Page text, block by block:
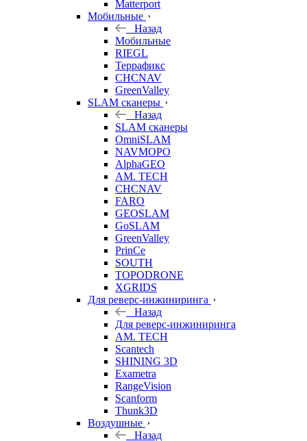
Matterport
Мобильные
Назад
Мобильные
RIEGL
Террафикс
CHCNAV
GreenValley
SLAM сканеры
Назад
SLAM сканеры
OmniSLAM
NAVMOPO
AlphaGEO
AM. TECH
CHCNAV
FARO
GEOSLAM
GoSLAM
GreenValley
PrinCe
SOUTH
TOPODRONE
XGRIDS
Для реверс-инжиниринга
Назад
Для реверс-инжиниринга
AM. TECH
Scantech
SHINING 3D
Exametra
RangeVision
Scanform
Thunk3D
Воздушные
Назад